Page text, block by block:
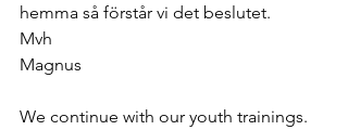
hemma så förstår vi det beslutet.
Mvh
Magnus
We continue with our youth trainings.